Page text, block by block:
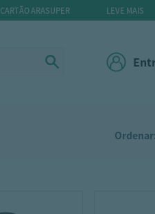
CARTÃO ARASUPER LEVE MAIS
Ordenar: